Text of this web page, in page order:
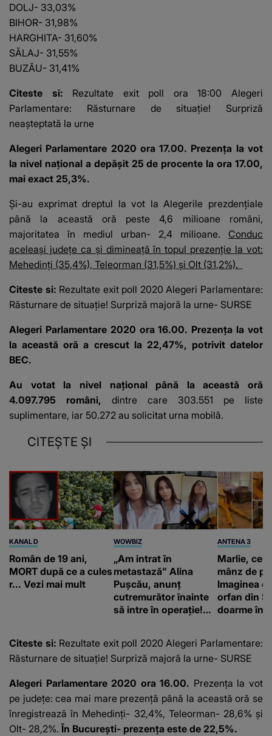
DOLJ- 33,03%
BIHOR- 31,98%
HARGHITA- 31,60%
SĂLAJ- 31,55%
BUZĂU- 31,41%
Citeste si: Rezultate exit poll ora 18:00 Alegeri
Parlamentare: Răsturnare de situaţie! Surpriză
neaşteptată la urne
Alegeri Parlamentare 2020 ora 17.00. Prezența la vot
la nivel național a depășit 25 de procente la ora 17.00,
mai exact 25,3%.
Și-au exprimat dreptul la vot la Alegerile prezdențiale
până la această oră peste 4,6 milioane români,
majoritatea în mediul urban- 2,4 milioane. Conduc
aceleași județe ca și dimineață în topul prezenție la vot:
Mehedinți (35,4%), Teleorman (31,5%) și Olt (31,2%).
Citeste si: Rezultate exit poll 2020 Alegeri Parlamentare:
Răsturnare de situaţie! Surpriză majoră la urne- SURSE
Alegeri Parlamentare 2020 ora 16.00. Prezența la vot
la această oră a crescut la 22,47%, potrivit datelor
BEC.
Au votat la nivel național până la această oră
4.097.795 români, dintre care 303.551 pe liste
suplimentare, iar 50.272 au solicitat urna mobilă.
CITEȘTE ȘI
KANAL D
Român de 19 ani,
MORT după ce a cules
r... Vezi mai mult
WOWBIZ
„Am intrat în
metastază” Alina
Pușcău, anunț
cutremurător înainte
să intre în operație!
fanilor
ANTENA 3
Marlie, cel
mânz de
Imaginea
orfan din
doarme în
Citeste si: Rezultate exit poll 2020 Alegeri Parlamentare:
Răsturnare de situaţie! Surpriză majoră la urne- SURSE
Alegeri Parlamentare 2020 ora 16.00. Prezența la vot
pe județe: cea mai mare prezență până la această oră se
înregistrează în Mehedinți- 32,4%, Teleorman- 28,6% și
Olt- 28,2%.În București- prezența este de 22,5%.